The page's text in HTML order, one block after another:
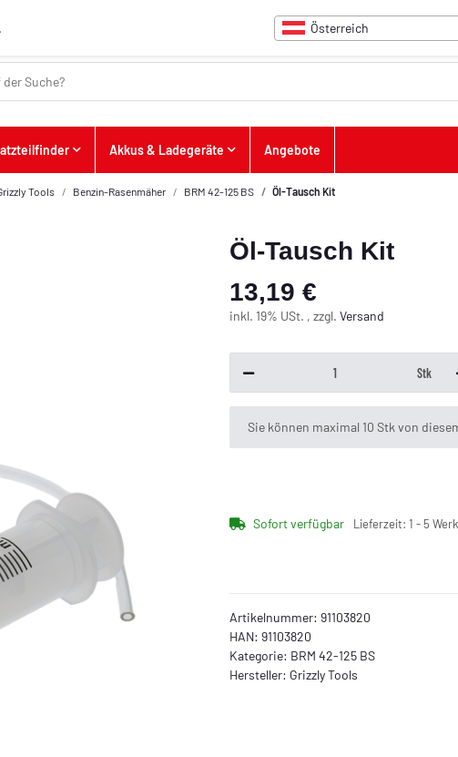
Österreich
Akkus & Ladegeräte Angebote
Tools Benzin-Rasenmäher BRM 42-125 BS Öl-Tausch Kit
Öl-Tausch Kit
13,19 €
inkl. 19% USt. , zzgl. Versand
Stk
x
Sie können maximal 10 Stk von
Sofort verfügbar Lieferzeit: 1 - 5
Artikelnummer: 91103820
HAN: 91103820
Kategorie: BRM 42-125 BS
Hersteller: Grizzly Tools